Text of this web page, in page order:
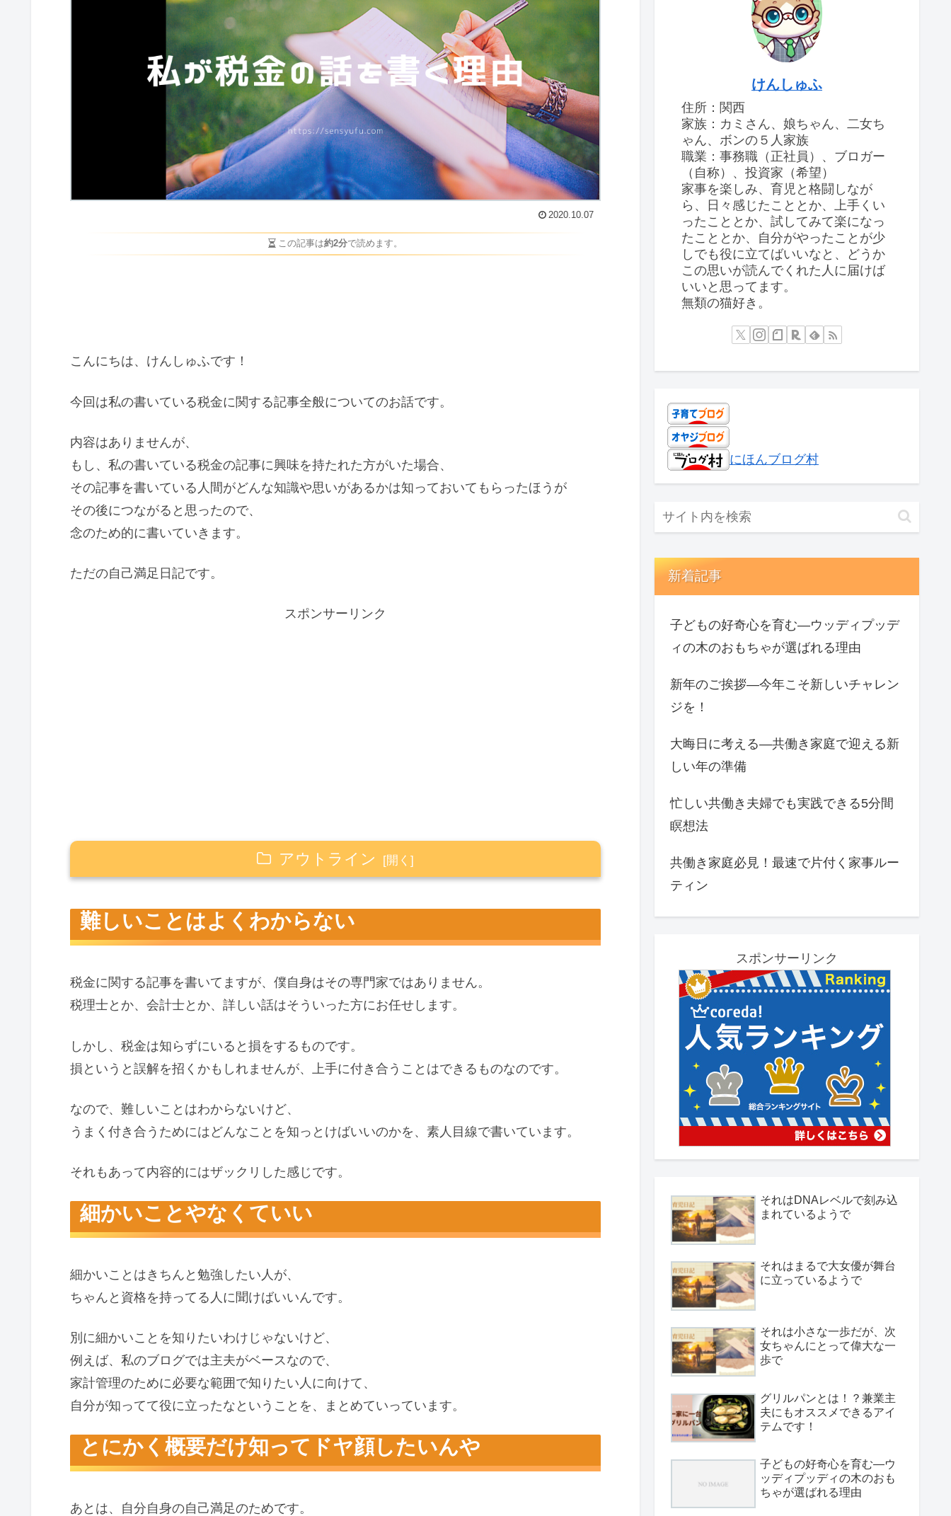
2020.10.07
この記事は約2分で読めます。
こんにちは、けんしゅふです！
今回は私の書いている税金に関する記事全般についてのお話です。
内容はありませんが、
もし、私の書いている税金の記事に興味を持たれた方がいた場合、
その記事を書いている人間がどんな知識や思いがあるかは知っておいてもらったほうが
その後につながると思ったので、
念のため的に書いていきます。
ただの自己満足日記です。
スポンサーリンク
アウトライン
細かいことやなくていい
難しいことはよくわからない
税金に関する記事を書いてますが、僕自身はその専門家ではありません。
税理士とか、会計士とか、詳しい話はそういった方にお任せします。
しかし、税金は知らずにいると損をするものです。
損というと誤解を招くかもしれませんが、上手に付き合うことはできるものなのです。
なので、難しいことはわからないけど、
うまく付き合うためにはどんなことを知っとけばいいのかを、素人目線で書いています。
それもあって内容的にはザックリした感じです。
細かいことやなくていい
細かいことはきちんと勉強したい人が、
ちゃんと資格を持ってる人に聞けばいいんです。
別に細かいことを知りたいわけじゃないけど、
例えば、私のブログでは主夫がベースなので、
家計管理のために必要な範囲で知りたい人に向けて、
自分が知ってて役に立ったなということを、まとめていっています。
とにかく概要だけ知ってドヤ顔したいんや
あとは、自分自身の自己満足のためです。
けんしゅふ
住所：関西
家族：カミさん、娘ちゃん、二女ち
ゃん、ボンの５人家族
職業：事務職（正社員）、ブロガー
（自称）、投資家（希望）
家事を楽しみ、育児と格闘しなが
ら、日々感じたこととか、上手くい
ったこととか、試してみて楽になっ
たこととか、自分がやったことが少
しでも役に立てばいいなと、どうか
この思いが読んでくれた人に届けば
いいと思ってます。
無類の猫好き。
にほんブログ村
新着記事
子どもの好奇心を育む—ウッディプッデ
ィの木のおもちゃが選ばれる理由
新年のご挨拶—今年こそ新しいチャレン
ジを！
大晦日に考える—共働き家庭で迎える新
しい年の準備
忙しい共働き夫婦でも実践できる5分間
瞑想法
共働き家庭必見！最速で片付く家事ルー
ティン
スポンサーリンク
それはDNAレベルで刻み込
まれているようで
それはまるで大女優が舞台
に立っているようで
それは小さな一歩だが、次
女ちゃんにとって偉大な一
歩で
グリルパンとは！？兼業主
夫にもオススメできるアイ
テムです！
子どもの好奇心を育む—ウ
ッディプッディの木のおも
ちゃが選ばれる理由